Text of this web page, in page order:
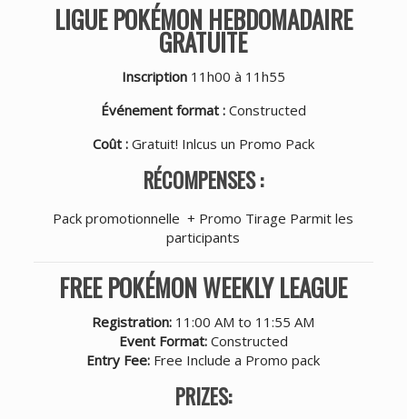
LIGUE POKÉMON HEBDOMADAIRE
GRATUITE
Inscription 11h00 à 11h55
Événement format : Constructed
Coût :Gratuit! Inlcus un Promo Pack
RÉCOMPENSES :
Pack promotionnelle + Promo Tirage Parmit les
participants
FREE POKÉMON WEEKLY LEAGUE
Registration: 11:00 AM to 11:55 AM
Event Format:Constructed
Entry Fee: Free Include a Promo pack
PRIZES: